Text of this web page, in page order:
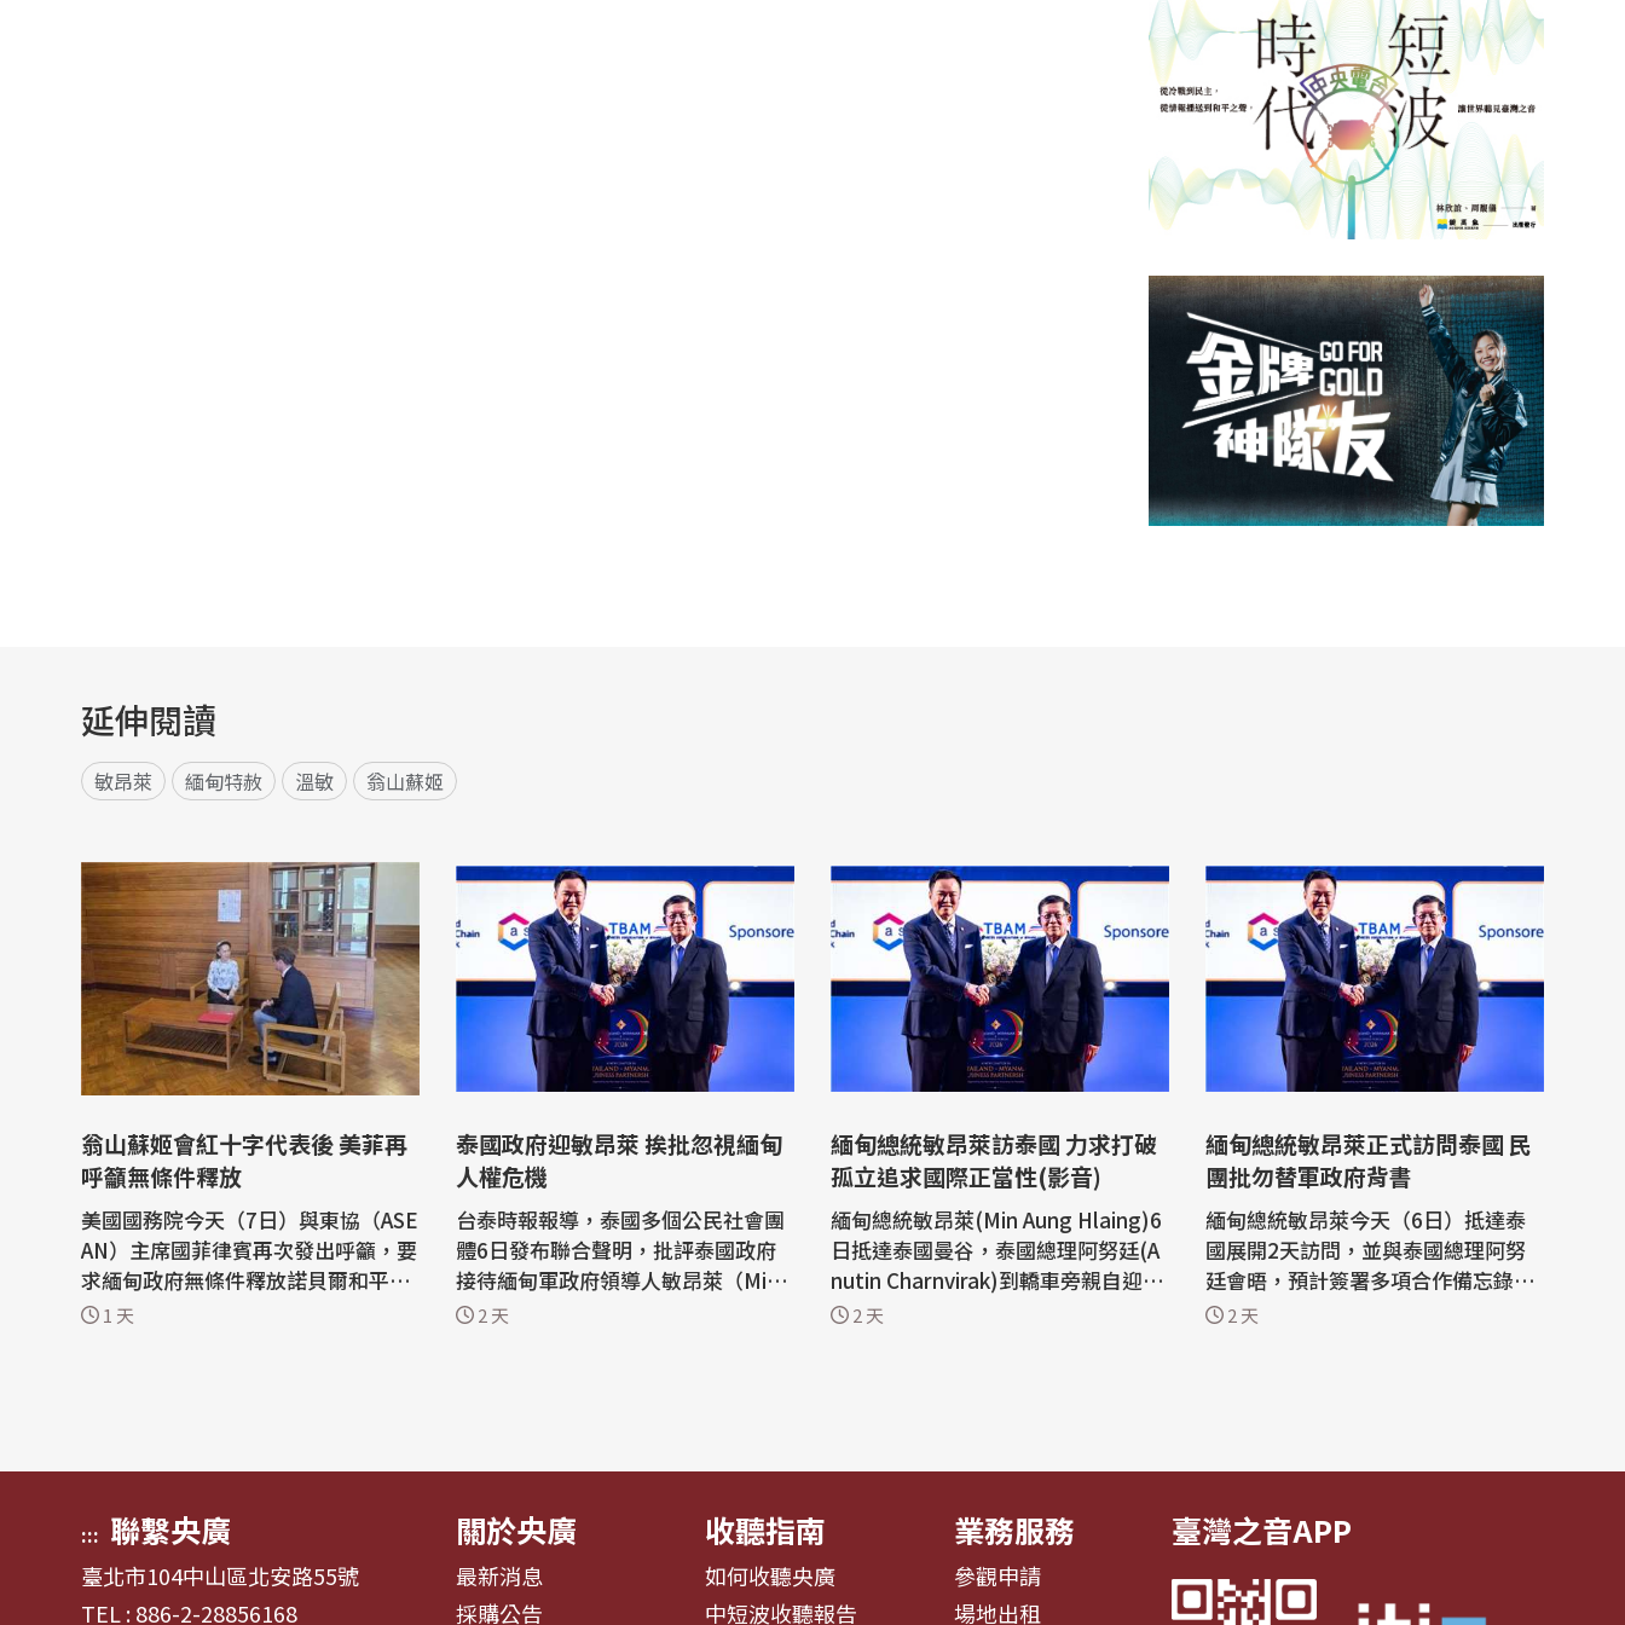
延伸閱讀
敏昂萊 緬甸特赦 溫敏 翁山蘇姬
翁山蘇姬會紅十字代表後 美菲再
呼籲無條件釋放
美國國務院今天（7日）與東協（ASE
AN）主席國菲律賓再次發出呼籲，要
求緬甸政府無條件釋放諾貝爾和平獎
得主、前緬甸領導人翁山蘇姬（Aung
1 天
泰國政府迎敏昂萊 挨批忽視緬甸
人權危機
台泰時報報導，泰國多個公民社會團
體6日發布聯合聲明，批評泰國政府
接待緬甸軍政府領導人敏昂萊（Min
Aung Hlaing），認為此舉形同承認
2 天
緬甸總統敏昂萊訪泰國 力求打破
孤立追求國際正當性(影音)
緬甸總統敏昂萊(Min Aung Hlaing)6
日抵達泰國曼谷，泰國總理阿努廷(A
nutin Charnvirak)到轎車旁親自迎
接。 在軍樂隊的演出中，兩人在歡迎
2 天
緬甸總統敏昂萊正式訪問泰國 民
團批勿替軍政府背書
緬甸總統敏昂萊今天（6日）抵達泰
國展開2天訪問，並與泰國總理阿努
廷會晤，預計簽署多項合作備忘錄，
並共同出席泰緬商業論壇。這是敏昂
2 天
::: 聯繫央廣
臺北市104中山區北安路55號
TEL : 886-2-28856168
關於央廣
最新消息
採購公告
收聽指南
如何收聽央廣
中短波收聽報告
業務服務
參觀申請
場地出租
臺灣之音APP